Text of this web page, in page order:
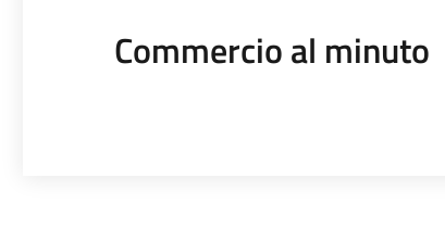
Commercio al minuto